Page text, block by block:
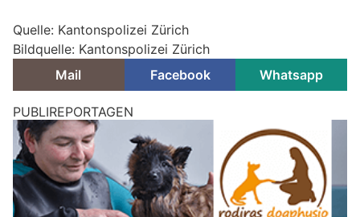
Quelle: Kantonspolizei Zürich
Bildquelle: Kantonspolizei Zürich
Mail
Facebook Whatsapp
PUBLIREPORTAGEN